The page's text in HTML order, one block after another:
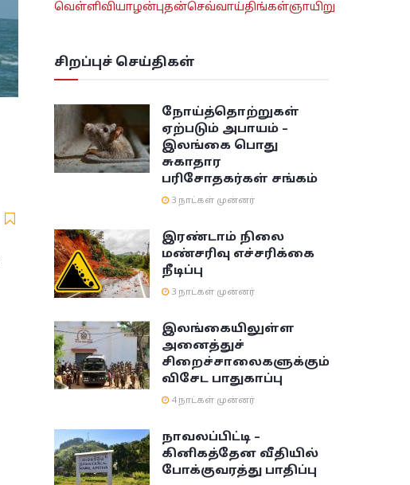
வெள்ளிவியாழன்புதன்செவ்வாய்திங்கள்ஞாயிறு
சிறப்புச் செய்திகள்
நோய்த்தொற்றுகள்
ஏற்படும் அபாயம் –
இலங்கை பொது
சுகாதார
பரிசோதகர்கள் சங்கம்
3 நாட்கள் முன்னர்
இரண்டாம் நிலை
மண்சரிவு எச்சரிக்கை
நீடிப்பு
3 நாட்கள் முன்னர்
இலங்கையிலுள்ள
அனைத்துச்
சிறைச்சாலைகளுக்கும்
விசேட பாதுகாப்பு
4 நாட்கள் முன்னர்
நாவலப்பிட்டி –
கினிகத்தேன வீதியில்
போக்குவரத்து பாதிப்பு